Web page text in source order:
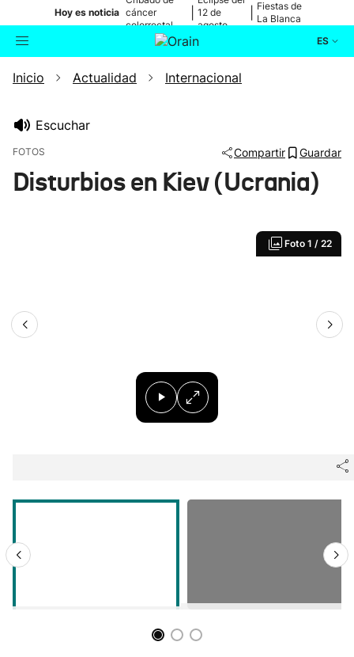
Hoy es noticia cáncer
colorrectal
12 de
agosto
Fiestas de
La Blanca
ES
Buscador Actualidad
Inicio Actualidad Internacional
Escuchar
FOTOS Compartir Guardar
Disturbios en Kiev (Ucrania)
Foto 1 / 22